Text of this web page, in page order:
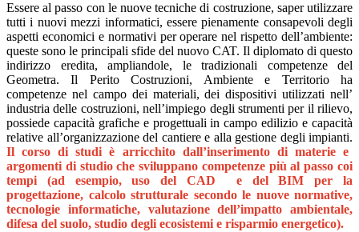
Essere al passo con le nuove tecniche di costruzione, saper utilizzare
tutti i nuovi mezzi informatici, essere pienamente consapevoli degli
aspetti economici e normativi per operare nel rispetto dell’ambiente:
queste sono le principali sfide del nuovo CAT. Il diplomato di questo
indirizzo eredita, ampliandole, le tradizionali competenze del
Geometra. Il Perito Costruzioni, Ambiente e Territorio ha
competenze nel campo dei materiali, dei dispositivi utilizzati nell’
industria delle costruzioni, nell’impiego degli strumenti per il rilievo,
possiede capacità grafiche e progettuali in campo edilizio e capacità
relative all’organizzazione del cantiere e alla gestione degli impianti.
Il corso di studi è arricchito dall’inserimento di materie e
argomenti di studio che sviluppano competenze più al passo coi
tempi (ad esempio, uso del CAD e del BIM per la
progettazione, calcolo strutturale secondo le nuove normative,
tecnologie informatiche, valutazione dell’impatto ambientale,
difesa del suolo, studio degli ecosistemi e risparmio energetico).